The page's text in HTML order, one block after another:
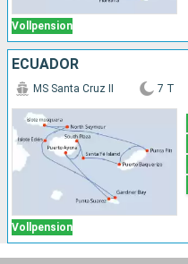
Vollpension
ECUADOR
Vollpension
MS Santa Cruz II 7 T